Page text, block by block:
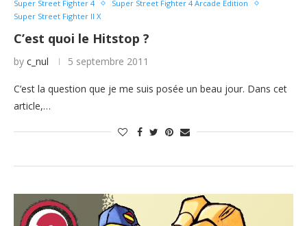
Super Street Fighter 4
Super Street Fighter 4 Arcade Edition
Super Street Fighter II X
C’est quoi le Hitstop ?
by c_nul 5 septembre 2011
C’est la question que je me suis posée un beau jour. Dans cet
article,…